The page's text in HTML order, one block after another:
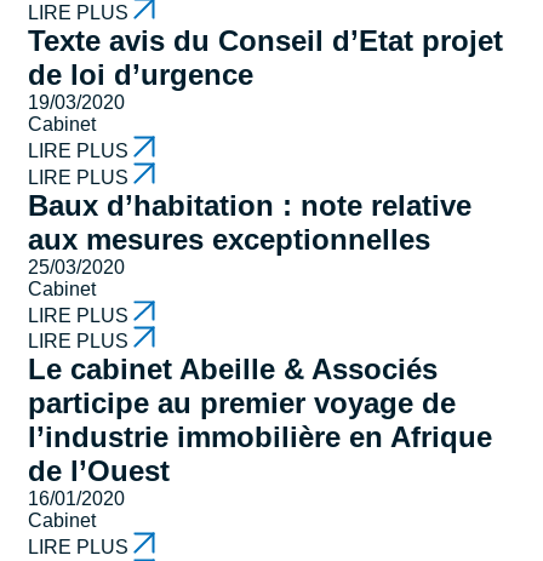
LIRE PLUS
Texte avis du Conseil d’Etat projet
de loi d’urgence
19/03/2020
Cabinet
LIRE PLUS
LIRE PLUS
Baux d’habitation : note relative
aux mesures exceptionnelles
25/03/2020
Cabinet
LIRE PLUS
LIRE PLUS
Le cabinet Abeille & Associés
participe au premier voyage de
l’industrie immobilière en Afrique
de l’Ouest
16/01/2020
Cabinet
LIRE PLUS